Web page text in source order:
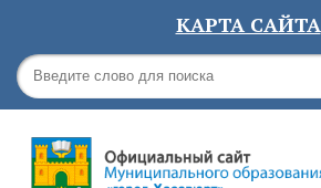
КАРТА САЙТА